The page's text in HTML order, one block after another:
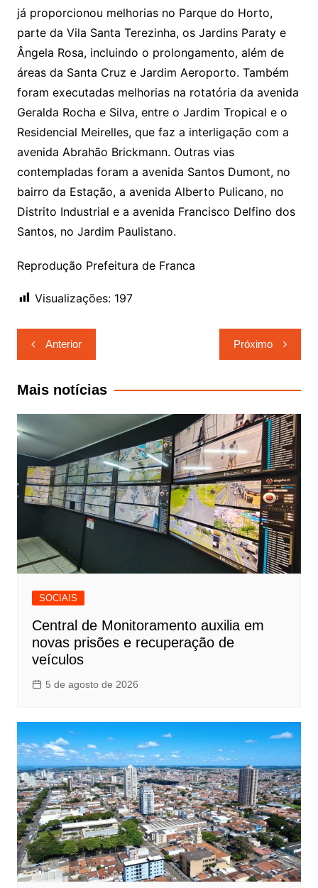
já proporcionou melhorias no Parque do Horto,
parte da Vila Santa Terezinha, os Jardins Paraty e
Ângela Rosa, incluindo o prolongamento, além de
áreas da Santa Cruz e Jardim Aeroporto. Também
foram executadas melhorias na rotatória da avenida
Geralda Rocha e Silva, entre o Jardim Tropical e o
Residencial Meirelles, que faz a interligação com a
avenida Abrahão Brickmann. Outras vias
contempladas foram a avenida Santos Dumont, no
bairro da Estação, a avenida Alberto Pulicano, no
Distrito Industrial e a avenida Francisco Delfino dos
Santos, no Jardim Paulistano.
Reprodução Prefeitura de Franca
Visualizações: 197
Navegação
de
Post
Anterior Próximo
Mais notícias
SOCIAIS
Central de Monitoramento auxilia em
novas prisões e recuperação de
veículos
5 de agosto de 2026